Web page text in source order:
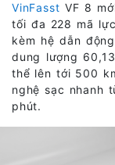
VinFasst VF 8
tối đa 228 mã
kèm hệ dẫn
dung lượng
thể lên tới 500
nghệ sạc nhanh
phút.